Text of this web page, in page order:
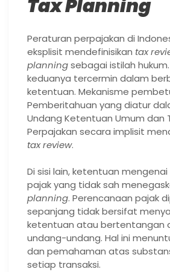
Tax Planning
Peraturan perpajakan di
eksplisit mendefinisikan tax
planningsebagai istilah
keduanya tercermin dalam
ketentuan. Mekanisme
Pemberitahuan yang diatur
Undang Ketentuan Umum dan
Perpajakan secara implisit
tax review.
Di sisi lain, ketentuan
pajak yang tidak sah
planning. Perencanaan pajak
sepanjang tidak bersifat
ketentuan atau bertentangan
undang-undang. Hal ini
dan pemahaman atas
setiap transaksi.